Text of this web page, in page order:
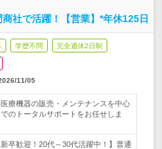
社で活躍！【営業】*年休125日
学歴不問 完全週休2日制
11/05
療機器の販売・メンテナンスを中心
のトータルサポートをお任せしま
卒歓迎！20代～30代活躍中！】普通